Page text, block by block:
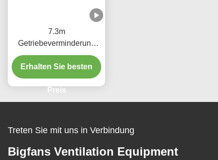
7.3m
Getriebeverminderung
Typ Industrieanlage HVL-
Ventilatoren für
Verkehrsstationen
Erhalten Sie besten
Preis
Treten Sie mit uns in Verbindung
Bigfans Ventilation Equipment